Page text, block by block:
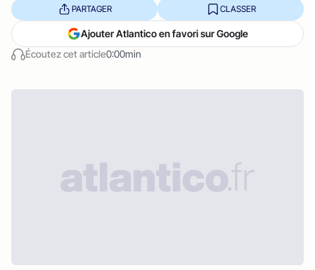
Écoutez cet article0:00min
PARTAGER CLASSER
Ajouter Atlantico en favori sur Google